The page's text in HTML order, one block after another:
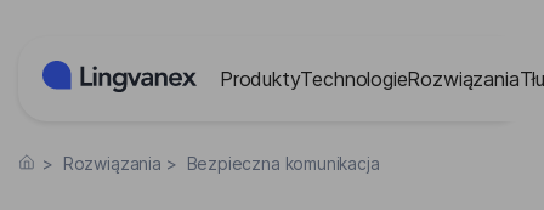
ProduktyTechnologieRozwiązania
> Rozwiązania > Bezpieczna komunikacja